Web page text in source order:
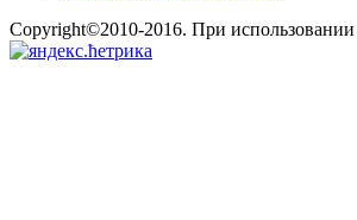
Copyright©2010-2016. При использовании